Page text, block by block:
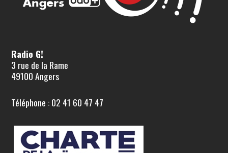
Radio G!
3 rue de la Rame
49100 Angers
Téléphone : 02 41 60 47 47